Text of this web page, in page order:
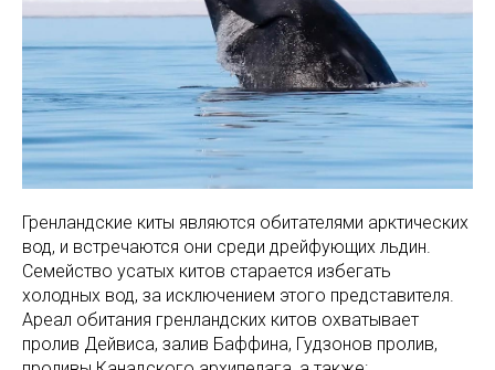
Гренландские киты являются обитателями арктических
вод, и встречаются они среди дрейфующих льдин.
Семейство усатых китов старается избегать
холодных вод, за исключением этого представителя.
Ареал обитания гренландских китов охватывает
пролив Дейвиса, залив Баффина, Гудзонов пролив,